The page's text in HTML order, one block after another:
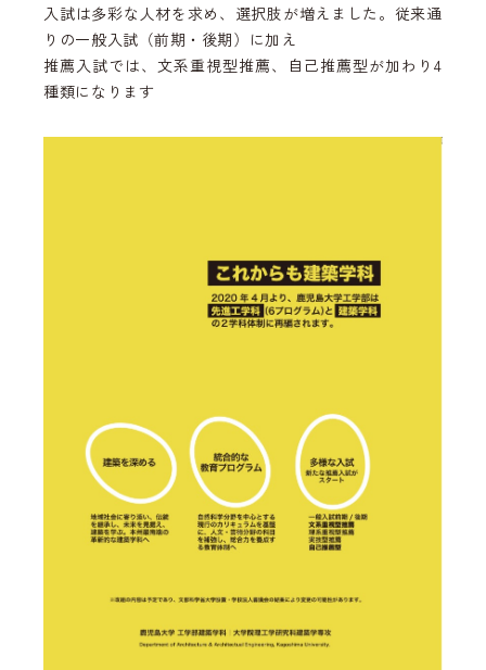
入試は多彩な人材を求め、選択肢が増えました。従来通
りの一般入試（前期・後期）に加え
推薦入試では、文系重視型推薦、自己推薦型が加わり4
種類になります